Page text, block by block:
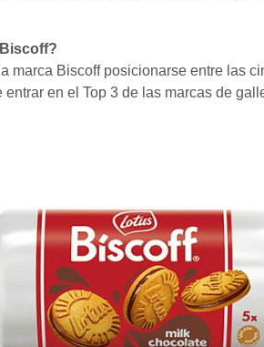
marca Biscoff posicionarse entre las
en el Top 3 de las marcas de